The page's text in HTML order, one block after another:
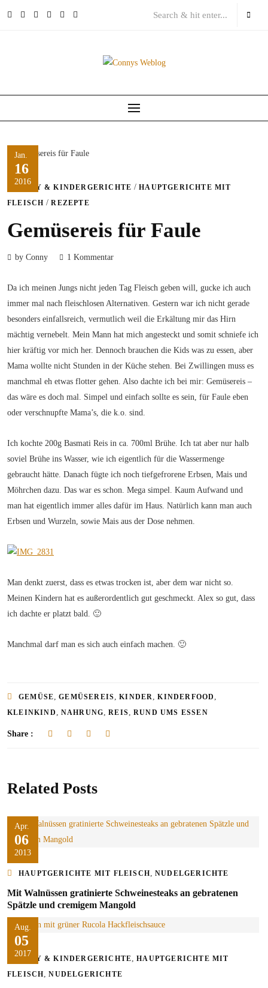
Jan.
16
2016
BABY & KINDERGERICHTE /HAUPTGERICHTE MIT
FLEISCH /REZEPTE
Gemüsereis für Faule
by Conny 1 Kommentar
Da ich meinen Jungs nicht jeden Tag Fleisch geben will, gucke ich auch
immer mal nach fleischlosen Alternativen. Gestern war ich nicht gerade
besonders einfallsreich, vermutlich weil die Erkältung mir das Hirn
mächtig vernebelt. Mein Mann hat mich angesteckt und somit schniefe ich
hier kräftig vor mich her. Dennoch brauchen die Kids was zu essen, aber
Mama wollte nicht Stunden in der Küche stehen. Bei Zwillingen muss es
manchmal eh etwas flotter gehen. Also dachte ich bei mir: Gemüsereis –
das wäre es doch mal. Simpel und einfach sollte es sein, für Faule eben
oder verschnupfte Mama’s, die k.o. sind.
Ich kochte 200g Basmati Reis in ca. 700ml Brühe. Ich tat aber nur halb
soviel Brühe ins Wasser, wie ich eigentlich für die Wassermenge
gebraucht hätte. Danach fügte ich noch tiefgefrorene Erbsen, Mais und
Möhrchen dazu. Das war es schon. Mega simpel. Kaum Aufwand und
man hat eigentlich immer alles dafür im Haus. Natürlich kann man auch
Erbsen und Wurzeln, sowie Mais aus der Dose nehmen.
Man denkt zuerst, dass es etwas trocken ist, aber dem war nicht so.
Meinen Kindern hat es außerordentlich gut geschmeckt. Alex so gut, dass
ich dachte er platzt bald. 🙂
Manchmal darf man es sich auch einfach machen. 🙂
GEMÜSE ,GEMÜSEREIS ,KINDER ,KINDERFOOD
KLEINKIND NAHRUNG ,REIS ,RUND UMS ESSEN
Share :
Related Posts
Apr.
06
2013
HAUPTGERICHTE MIT FLEISCH NUDELGERICHTE
Mit Walnüssen gratinierte Schweinesteaks an gebratenen
Spätzle und cremigem Mangold
Aug.
05
2017
BABY & KINDERGERICHTE,HAUPTGERICHTE MIT
FLEISCH,NUDELGERICHTE